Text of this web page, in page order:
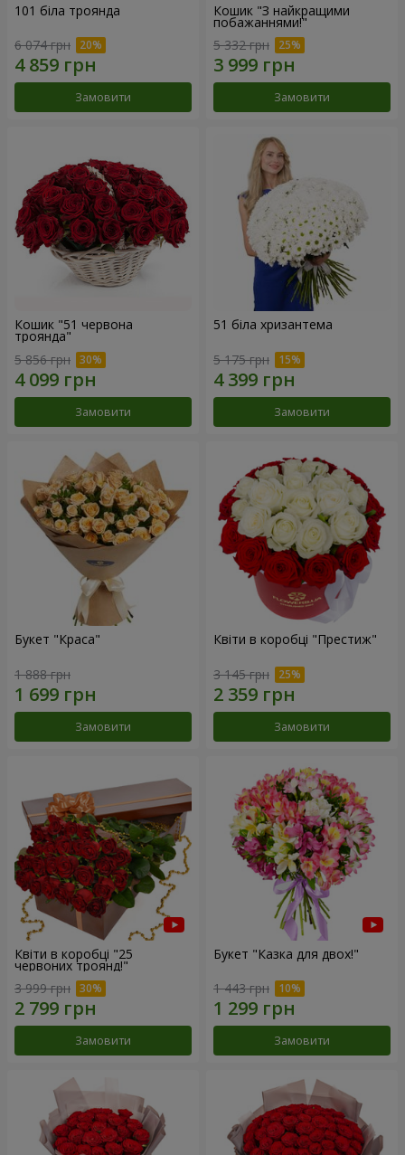
101 біла троянда
6 074 грн
Замовити
Кошик "З найкращими
побажаннями!"
5 332 грн
Замовити
Кошик "51 червона
троянда"
5 856 грн
Замовити
51 біла хризантема
5 175 грн
Замовити
Букет "Краса"
1 888 грн
Замовити
Квіти в коробці "Престиж"
3 145 грн
Замовити
Квіти в коробці "25
червоних троянд!"
3 999 грн
Замовити
Букет "Казка для двох!"
1 443 грн
Замовити